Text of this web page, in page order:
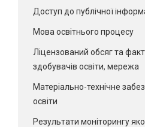
Доступ до публічної
Мова освітнього процесу
Ліцензований обсяг та
здобувачів освіти, мережа
Матеріально-технічне
освіти
Результати моніторингу